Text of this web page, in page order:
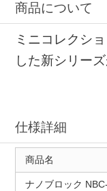
商品について
ミニコレクシ
した新シリー
仕様詳細
商品名
ナノブロック